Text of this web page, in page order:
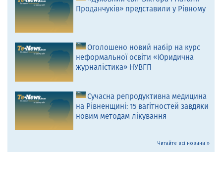
Проданчуків» представили у Рівному
Оголошено новий набір на курс
неформальної освіти «Юридична
журналістика» НУВГП
Сучасна репродуктивна медицина
на Рівненщині: 15 вагітностей завдяки
новим методам лікування
Читайте всі новини »